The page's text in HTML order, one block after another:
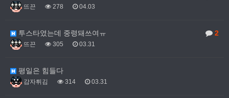
뜨끈 278 04.03
2
투스타였는데 중령돼쓰여ㅠ
뜨끈 305 03.31
평일은 힘들다
감자튀김 314 03.31